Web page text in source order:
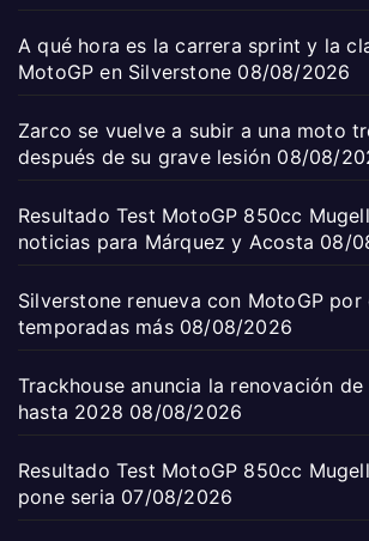
A qué hora es la carrera sprint y la
MotoGP en Silverstone 08/08/2026
Zarco se vuelve a subir a una moto
después de su grave lesión 08/08/
Resultado Test MotoGP 850cc
noticias para Márquez y Acosta 08/
Silverstone renueva con MotoGP por
temporadas más 08/08/2026
Trackhouse anuncia la renovación de
hasta 2028 08/08/2026
Resultado Test MotoGP 850cc
pone seria 07/08/2026